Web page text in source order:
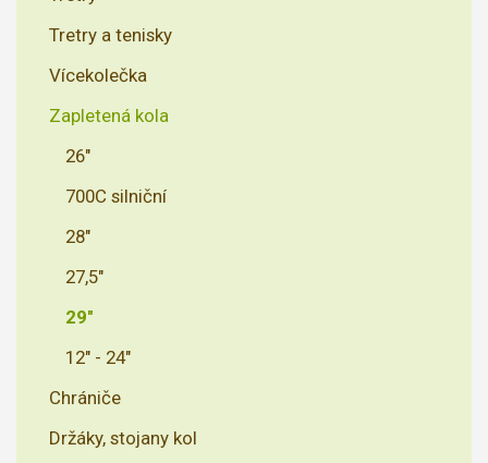
Tretry a tenisky
Vícekolečka
Zapletená kola
26"
700C silniční
28"
27,5"
29"
12" - 24"
Chrániče
Držáky, stojany kol